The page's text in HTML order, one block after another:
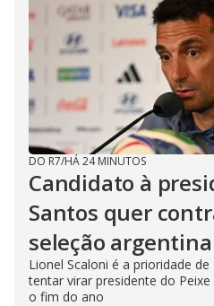
DO R7/HÁ 24 MINUTOS
Candidato à
Santos quer
seleção argentina
Lionel Scaloni é a prioridade
tentar virar presidente do
o fim do ano